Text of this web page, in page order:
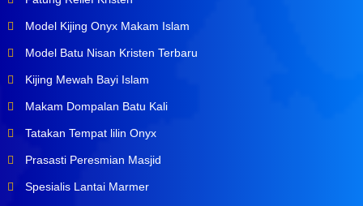
Model Kijing Onyx Makam Islam
Model Batu Nisan Kristen Terbaru
Kijing Mewah Bayi Islam
Makam Dompalan Batu Kali
Tatakan Tempat lilin Onyx
Prasasti Peresmian Masjid
Spesialis Lantai Marmer